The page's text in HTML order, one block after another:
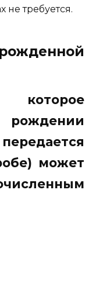
требуется.
рождении
может